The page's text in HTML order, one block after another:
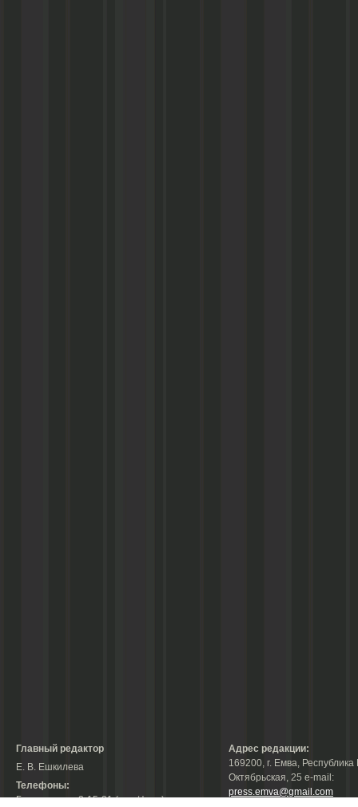
Главный редактор
Е. В. Ешкилева
Телефоны:
Гл. редактор: 2-15-31 (тел./факс);
Адрес редакции:
169200, г. Емва, Республика
Октябрьская, 25 е-mail:
press.emva@gmail.com